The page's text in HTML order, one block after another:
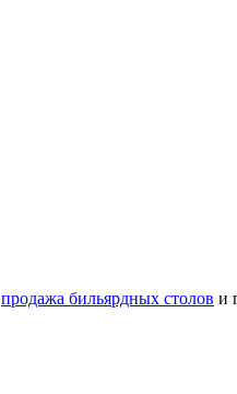
продажа бильярдных столов и